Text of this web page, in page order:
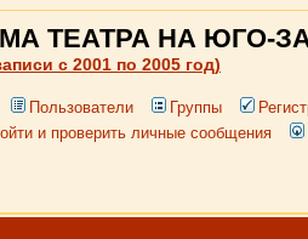
ТЕАТРА НА ЮГО-
c 2001 по 2005 год)
Пользователи Группы
и проверить личные сообщения